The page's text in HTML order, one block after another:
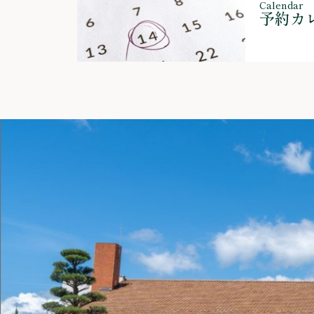
Calendar
予約カ